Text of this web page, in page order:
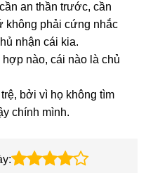
an thần trước, cần
phải cứng nhắc
nhận cái kia.
nào, cái nào là chủ
bởi vì họ không tìm
chính mình.